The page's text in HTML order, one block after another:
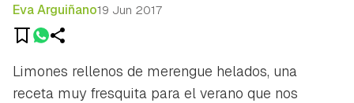
Eva Arguiñano19 Jun 2017
Limones rellenos de merengue helados, una
receta muy fresquita para el verano que nos